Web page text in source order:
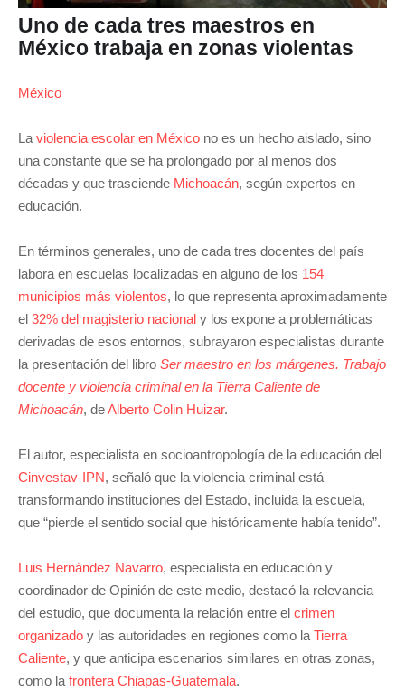
Uno de cada tres maestros en
México trabaja en zonas violentas
México
La violencia escolar en México no es un hecho aislado, sino
una constante que se ha prolongado por al menos dos
décadas y que trasciende Michoacán, según expertos en
educación.
En términos generales, uno de cada tres docentes del país
labora en escuelas localizadas en alguno de los 154
municipios más violentos, lo que representa aproximadamente
el 32% del magisterio nacional y los expone a problemáticas
derivadas de esos entornos, subrayaron especialistas durante
la presentación del libro Ser maestro en los márgenes. Trabajo
docente y violencia criminal en la Tierra Caliente de
Michoacán, deAlberto Colin Huizar.
El autor, especialista en socioantropología de la educación del
Cinvestav-IPN, señaló que la violencia criminal está
transformando instituciones del Estado, incluida la escuela,
que “pierde el sentido social que históricamente había tenido”.
Luis Hernández Navarro, especialista en educación y
coordinador de Opinión de este medio, destacó la relevancia
del estudio, que documenta la relación entre el crimen
organizado y las autoridades en regiones como la Tierra
Caliente, y que anticipa escenarios similares en otras zonas,
como la frontera Chiapas-Guatemala.